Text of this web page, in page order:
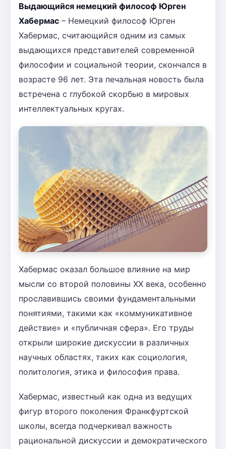
Выдающийся немецкий философ Юрген
Хабермас – Немецкий философ Юрген
Хабермас, считающийся одним из самых
выдающихся представителей современной
философии и социальной теории, скончался в
возрасте 96 лет. Эта печальная новость была
встречена с глубокой скорбью в мировых
интеллектуальных кругах.
Хабермас оказал большое влияние на мир
мысли со второй половины XX века, особенно
прославившись своими фундаментальными
понятиями, такими как «коммуникативное
действие» и «публичная сфера». Его труды
открыли широкие дискуссии в различных
научных областях, таких как социология,
политология, этика и философия права.
Хабермас, известный как одна из ведущих
фигур второго поколения Франкфуртской
школы, всегда подчеркивал важность
рациональной дискуссии и демократического